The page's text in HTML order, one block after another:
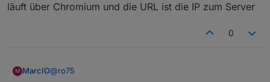
läuft über Chromium und die URL ist die IP zum Server
0
M MarcIO@ro75